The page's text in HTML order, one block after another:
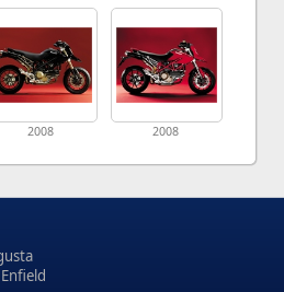
2008 2008